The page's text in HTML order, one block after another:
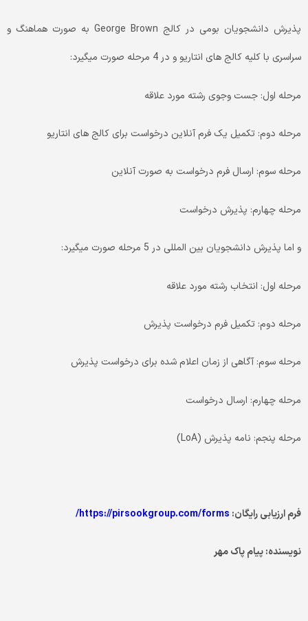
پذیرش دانشجویان بومی در کالج George Brown به صورت هماهنگ و
سراسری با کلیه کالج ­های انتاریو و در 4 مرحله صورت می­گیرد:
مرحله اول: جست وجوی رشته مورد علاقه
مرحله دوم: تکمیل یک فرم آنلاین درخواست برای کالج­ های انتاریو
مرحله سوم: ارسال فرم درخواست به صورت آنلاین
مرحله چهارم: پذیرش درخواست
و اما پذیرش دانشجویان بین­ المللی در 5 مرحله صورت می­گیرد:
مرحله اول: انتخاب رشته مورد علاقه
مرحله دوم: تکمیل فرم درخواست پذیرش
مرحله سوم: آگاهی از زمان اعلام­ شده برای درخواست پذیرش
مرحله چهارم: ارسال درخواست
مرحله پنجم: نامه پذیرش (LoA)
فرم ارزیابی رایگان: https://pirsookgroup.com/forms/
نویسنده: پیام پاک مهر